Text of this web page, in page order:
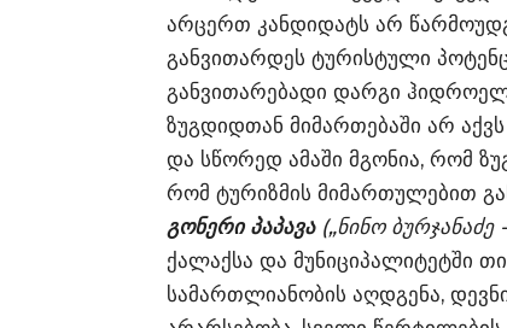
არცერთ კანდიდატს არ
განვითარდეს ტურისტული
განვითარებადი დარგი
ზუგდიდთან მიმართებაში არ
და სწორედ ამაში მგონია, რომ
რომ ტურიზმის მიმართულებით
გონერი პაპავა(„ნინო
ქალაქსა და მუნიციპალიტეტში
სამართლიანობის აღდგენა,